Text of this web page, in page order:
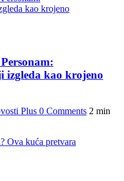
izgleda kao krojeno
Plus 0 Comments 2 min